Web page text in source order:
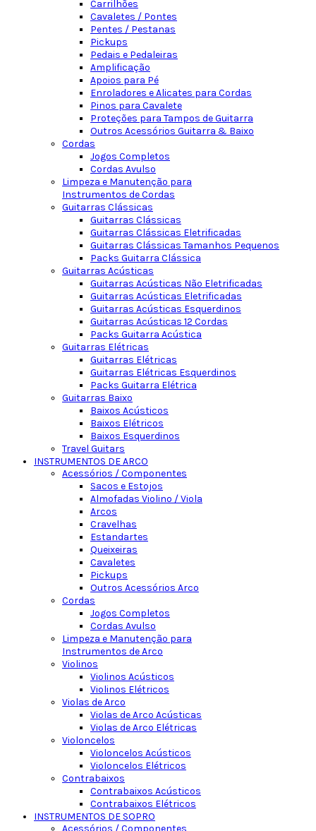
Carrilhões
Cavaletes / Pontes
Pentes / Pestanas
Pickups
Pedais e Pedaleiras
Amplificação
Apoios para Pé
Enroladores e Alicates para Cordas
Pinos para Cavalete
Proteções para Tampos de Guitarra
Outros Acessórios Guitarra & Baixo
Cordas
Jogos Completos
Cordas Avulso
Limpeza e Manutenção para
Instrumentos de Cordas
Guitarras Clássicas
Guitarras Clássicas
Guitarras Clássicas Eletrificadas
Guitarras Clássicas Tamanhos Pequenos
Packs Guitarra Clássica
Guitarras Acústicas
Guitarras Acústicas Não Eletrificadas
Guitarras Acústicas Eletrificadas
Guitarras Acústicas Esquerdinos
Guitarras Acústicas 12 Cordas
Packs Guitarra Acústica
Guitarras Elétricas
Guitarras Elétricas
Guitarras Elétricas Esquerdinos
Packs Guitarra Elétrica
Guitarras Baixo
Baixos Acústicos
Baixos Elétricos
Baixos Esquerdinos
Travel Guitars
INSTRUMENTOS DE ARCO
Acessórios / Componentes
Sacos e Estojos
Almofadas Violino / Viola
Arcos
Cravelhas
Estandartes
Queixeiras
Cavaletes
Pickups
Outros Acessórios Arco
Cordas
Jogos Completos
Cordas Avulso
Limpeza e Manutenção para
Instrumentos de Arco
Violinos
Violinos Acústicos
Violinos Elétricos
Violas de Arco
Violas de Arco Acústicas
Violas de Arco Elétricas
Violoncelos
Violoncelos Acústicos
Violoncelos Elétricos
Contrabaixos
Contrabaixos Acústicos
Contrabaixos Elétricos
INSTRUMENTOS DE SOPRO
Acessórios / Componentes